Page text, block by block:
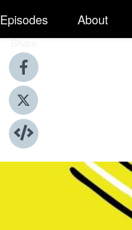
Episodes About
Share